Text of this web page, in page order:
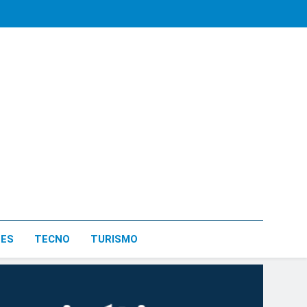
TECNO TURISMO